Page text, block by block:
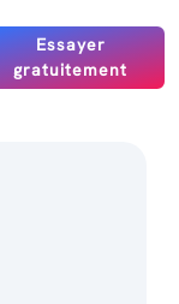
Essayer
gratuitement